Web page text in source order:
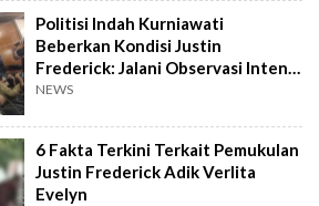
Politisi Indah Kurniawati
Beberkan Kondisi Justin
Frederick: Jalani Observasi Intens
di RS, Rahang Luka Hingga Muntah
NEWS
6 Fakta Terkini Terkait Pemukulan
Justin Frederick Adik Verlita
Evelyn